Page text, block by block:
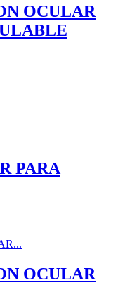
OCULAR
PARA
OCULAR